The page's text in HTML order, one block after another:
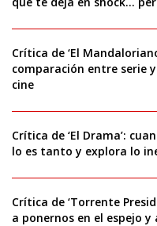
Crítica de ‘El
comparación entre serie
cine
Crítica de ‘El Drama’:
lo es tanto y explora lo
Crítica de ‘Torrente
a ponernos en el espejo